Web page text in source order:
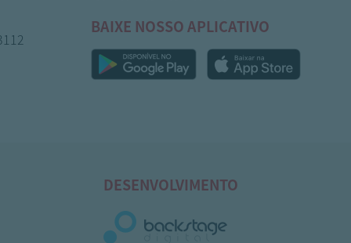
BAIXE NOSSO APLICATIVO
DESENVOLVIMENTO